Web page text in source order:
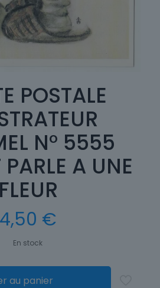
POSTALE
N° 5555
A UNE
FLEUR
4,50 €
En stock
au panier